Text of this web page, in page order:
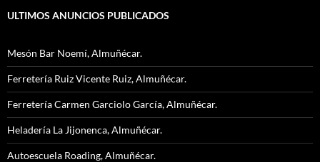
ULTIMOS ANUNCIOS PUBLICADOS
Mesón Bar Noemí, Almuñécar.
Ferretería Ruiz Vicente Ruiz, Almuñécar.
Ferretería Carmen Garciolo García, Almuñécar.
Heladería La Jijonenca, Almuñécar.
Autoescuela Roading, Almuñécar.